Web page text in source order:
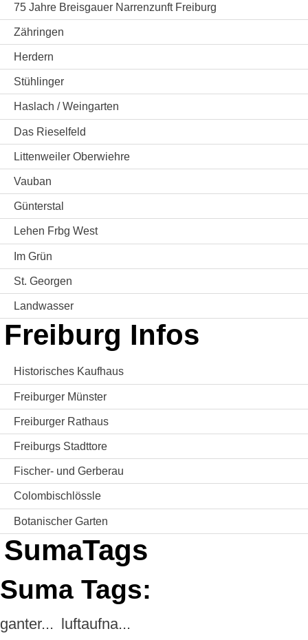
75 Jahre Breisgauer Narrenzunft Freiburg
Zähringen
Herdern
Stühlinger
Haslach / Weingarten
Das Rieselfeld
Littenweiler Oberwiehre
Vauban
Günterstal
Lehen Frbg West
Im Grün
St. Georgen
Landwasser
Freiburg Infos
Historisches Kaufhaus
Freiburger Münster
Freiburger Rathaus
Freiburgs Stadttore
Fischer- und Gerberau
Colombischlössle
Botanischer Garten
SumaTags
Suma Tags:
ganter... luftaufna...